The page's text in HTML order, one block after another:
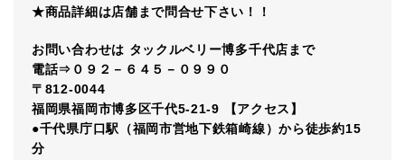
★商品詳細は店舗まで問合せ下さい！！
お問い合わせは タックルベリー博多千代店まで
電話⇒０９２－６４５－０９９０
〒812-0044
福岡県福岡市博多区千代5-21-9 【アクセス】
●千代県庁口駅（福岡市営地下鉄箱崎線）から徒歩約15
分